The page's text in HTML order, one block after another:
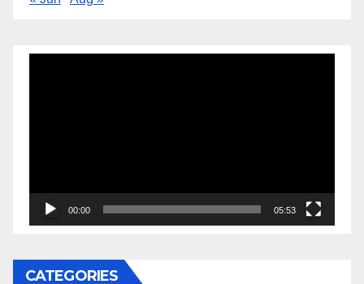
00:00 05:53
CATEGORIES